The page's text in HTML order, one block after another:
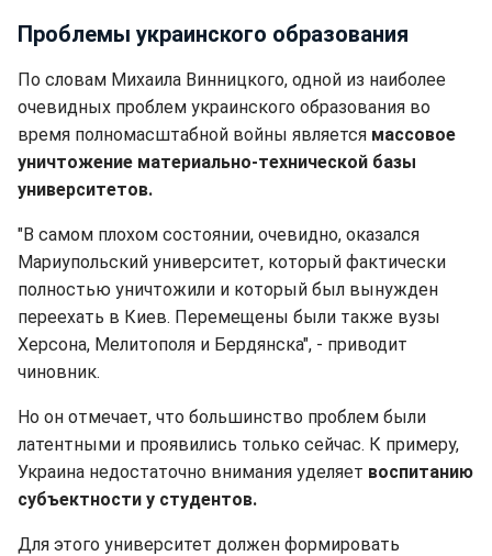
Проблемы украинского образования
По словам Михаила Винницкого, одной из наиболее
очевидных проблем украинского образования во
время полномасштабной войны является массовое
уничтожение материально-технической базы
университетов.
"В самом плохом состоянии, очевидно, оказался
Мариупольский университет, который фактически
полностью уничтожили и который был вынужден
переехать в Киев. Перемещены были также вузы
Херсона, Мелитополя и Бердянска", - приводит
чиновник.
Но он отмечает, что большинство проблем были
латентными и проявились только сейчас. К примеру,
Украина недостаточно внимания уделяет воспитанию
субъектности у студентов.
Для этого университет должен формировать